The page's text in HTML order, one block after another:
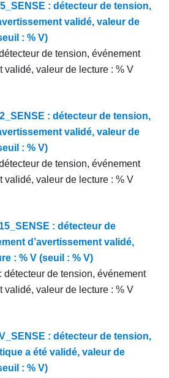
: détecteur de tension,
validé, valeur de
: % V)
de tension, événement
validé, valeur de lecture : % V
: détecteur de tension,
validé, valeur de
: % V)
de tension, événement
validé, valeur de lecture : % V
: détecteur de
d’avertissement validé,
: % V (seuil : % V)
détecteur de tension, événement
validé, valeur de lecture : % V
: détecteur de tension,
a été validé, valeur de
: % V)